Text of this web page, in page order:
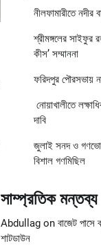
নীলফামারীতে নদীর
শ্রীমঙ্গলের সাইফুর
কীস’ সম্মাননা
ফরিদপুর পৌরসভায়
নোয়াখালীতে
দাবি
জুলাই সনদ ও
বিশাল গণমিছিল
সাম্প্রতিক মন্তব্য
Abdullagon বাজেট পাসে
শাটডাউন